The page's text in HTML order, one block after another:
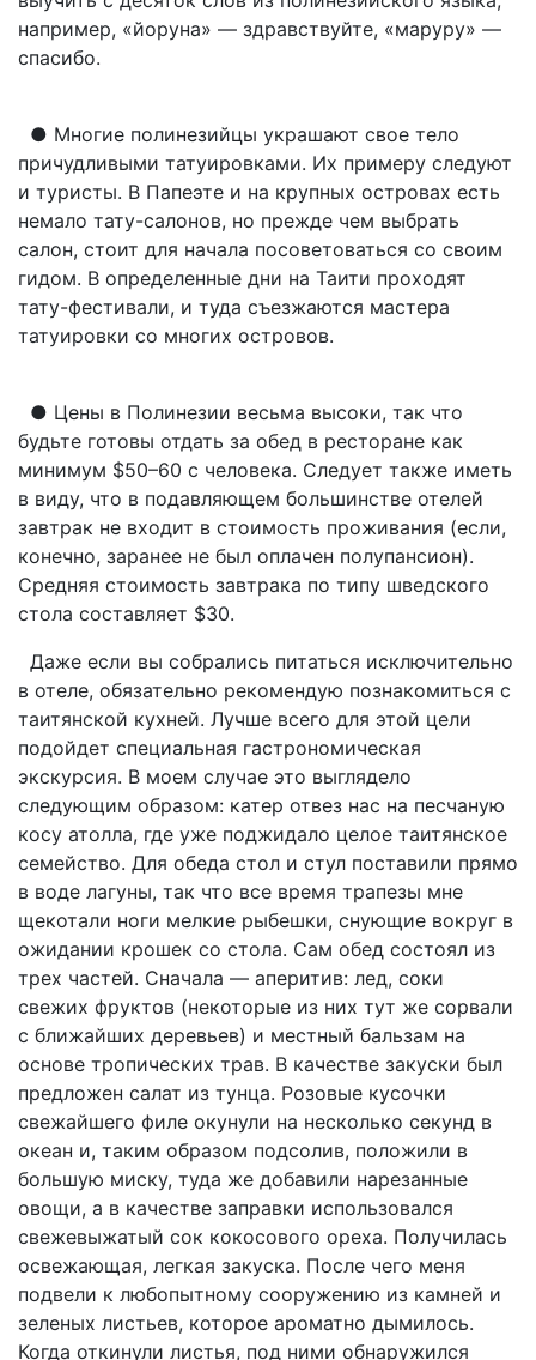
например, «йоруна» — здравствуйте, «маруру» —
спасибо.
● Многие полинезийцы украшают свое тело
причудливыми татуировками. Их примеру следуют
и туристы. В Папеэте и на крупных островах есть
немало тату-салонов, но прежде чем выбрать
салон, стоит для начала посоветоваться со своим
гидом. В определенные дни на Таити проходят
тату-фестивали, и туда съезжаются мастера
татуировки со многих островов.
● Цены в Полинезии весьма высоки, так что
будьте готовы отдать за обед в ресторане как
минимум $50–60 с человека. Следует также иметь
в виду, что в подавляющем большинстве отелей
завтрак не входит в стоимость проживания (если,
конечно, заранее не был оплачен полупансион).
Средняя стоимость завтрака по типу шведского
стола составляет $30.
Даже если вы собрались питаться исключительно
в отеле, обязательно рекомендую познакомиться с
таитянской кухней. Лучше всего для этой цели
подойдет специальная гастрономическая
экскурсия. В моем случае это выглядело
следующим образом: катер отвез нас на песчаную
косу атолла, где уже поджидало целое таитянское
семейство. Для обеда стол и стул поставили прямо
в воде лагуны, так что все время трапезы мне
щекотали ноги мелкие рыбешки, снующие вокруг в
ожидании крошек со стола. Сам обед состоял из
трех частей. Сначала — аперитив: лед, соки
свежих фруктов (некоторые из них тут же сорвали
с ближайших деревьев) и местный бальзам на
основе тропических трав. В качестве закуски был
предложен салат из тунца. Розовые кусочки
свежайшего филе окунули на несколько секунд в
океан и, таким образом подсолив, положили в
большую миску, туда же добавили нарезанные
овощи, а в качестве заправки использовался
свежевыжатый сок кокосового ореха. Получилась
освежающая, легкая закуска. После чего меня
подвели к любопытному сооружению из камней и
зеленых листьев, которое ароматно дымилось.
Когда откинули листья, под ними обнаружился